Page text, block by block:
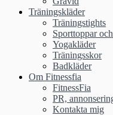
Träningskläder
Träningstights
Sporttoppar
Yogakläder
Träningsskor
Badkläder
Om Fitnessfia
FitnessFia
PR,
Kontakta mig